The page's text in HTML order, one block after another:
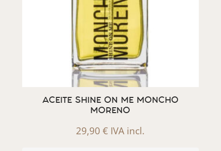
ACEITE SHINE ON ME MONCHO
MORENO
29,90€ IVA incl.